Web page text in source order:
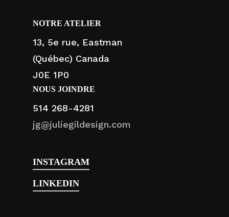
NOTRE ATELIER
13, 5e rue, Eastman
(Québec) Canada
J0E 1P0
NOUS JOINDRE
514 268-4281
jg@juliegildesign.com
INSTAGRAM
LINKEDIN